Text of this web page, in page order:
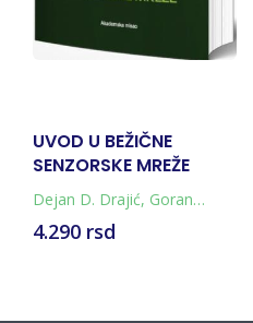
UVOD U BEŽIČNE
SENZORSKE MREŽE
Dejan D. Drajić, Goran
Marković
4.290 rsd